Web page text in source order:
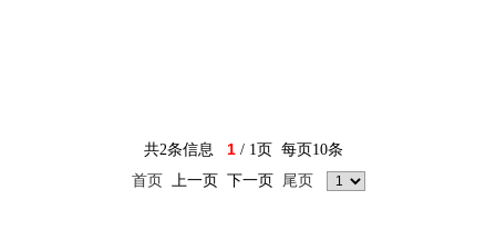
共2条信息 1 / 1页 每页10条
首页 上一页 下一页 尾页